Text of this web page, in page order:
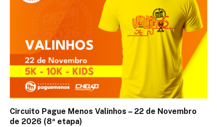
Circuito Pague Menos Valinhos – 22 de Novembro
de 2026 (8ª etapa)